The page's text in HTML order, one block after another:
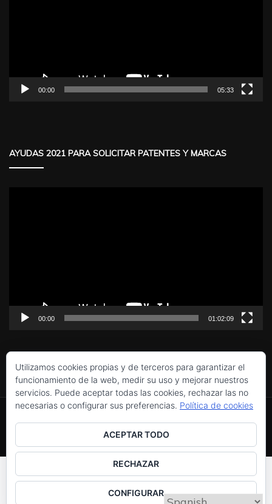
00:00 05:33
AYUDAS 2021 PARA SOLICITAR PATENTES Y MARCAS
00:00 01:02:09
, políticas deprivacidad
Privacidad y cookies: este sitio usa cookies. Si continúas
navegando por él, aceptas su uso.
Para obtener más información, incluido cómo gestionar las
Política de cookies
Utilizamos cookies propias y de terceros para garantizar el
funcionamiento de la web, medir su uso y mejorar nuestros
servicios. Puede aceptar todas las cookies, rechazar las no
necesarias o configurar sus preferencias. Política de cookies
ACEPTAR TODO
RECHAZAR
CONFIGURAR
Política de cookies
Utilizamos cookies propias y de terceros para
contenidos y publicidad de interés. Al continuar
con la navegación entendemos que se acepta
nuestra Política de cookies.Política de cookies